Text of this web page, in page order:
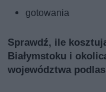
gotowania
Sprawdź, ile
Białymstoku i
województwa